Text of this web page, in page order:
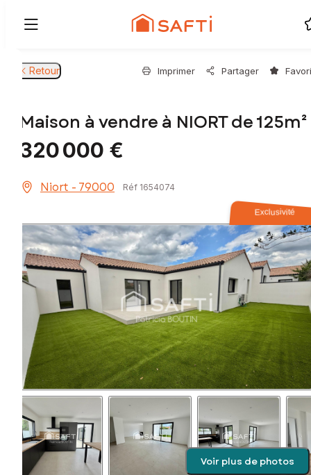
Retour Imprimer Partager
Maison à vendre à NIORT de 125m²
320 000 €
Niort - 79000 Réf 1654074
Exclusivité
Voir plus de photos